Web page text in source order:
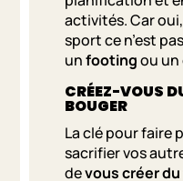
activités. Car
sport ce n’est
unfootingou un
CRÉEZ-VOUS
BOUGER
La clé pour faire
sacrifier vos
devous créer